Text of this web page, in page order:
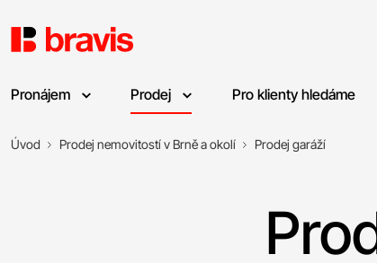
Pronájem Prodej Pro klienty hledáme
Úvod Prodej nemovitostí v Brně a okolí Prodej garáží